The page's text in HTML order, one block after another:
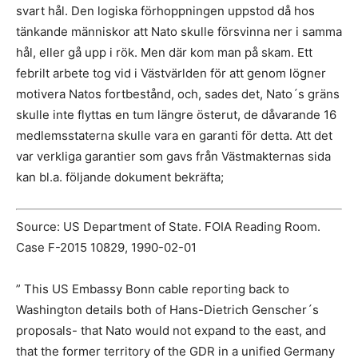
svart hål. Den logiska förhoppningen uppstod då hos
tänkande människor att Nato skulle försvinna ner i samma
hål, eller gå upp i rök. Men där kom man på skam. Ett
febrilt arbete tog vid i Västvärlden för att genom lögner
motivera Natos fortbestånd, och, sades det, Nato´s gräns
skulle inte flyttas en tum längre österut, de dåvarande 16
medlemsstaterna skulle vara en garanti för detta. Att det
var verkliga garantier som gavs från Västmakternas sida
kan bl.a. följande dokument bekräfta;
Source: US Department of State. FOIA Reading Room.
Case F-2015 10829, 1990-02-01
” This US Embassy Bonn cable reporting back to
Washington details both of Hans-Dietrich Genscher´s
proposals- that Nato would not expand to the east, and
that the former territory of the GDR in a unified Germany